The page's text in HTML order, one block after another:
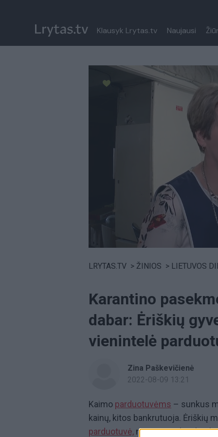
Klausyk Lrytas.tv Naujausi
Paremkite Ukrainą
LRYTAS.TV > ŽINIOS > LIETUVOS
Karantino
dabar: Ėriškių
vienintelė
Zina Paškevičienė
2022-08-09 13:21
Kaimo parduotuvėms – sunkus
kainų, kitos bankrutuoja. Ėriškių
parduotuvė, nes savininkas